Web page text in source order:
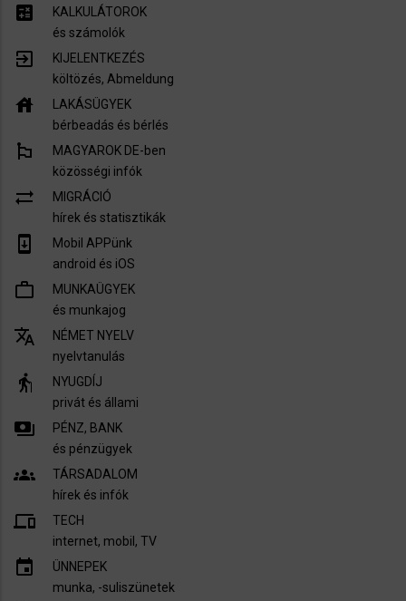
calculate
KALKULÁTOROK
és számolók
exit_to_app
KIJELENTKEZÉS
költözés, Abmeldung
house
LAKÁSÜGYEK
bérbeadás és bérlés
emoji_flags
MAGYAROK DE-ben
közösségi infók
sync_alt
MIGRÁCIÓ
hírek és statisztikák
system_update
Mobil APPünk
android és iOS
work_outline
MUNKAÜGYEK
és munkajog
translate
NÉMET NYELV
nyelvtanulás
elderly
NYUGDÍJ
privát és állami
payments
PÉNZ, BANK
és pénzügyek
groups
TÁRSADALOM
hírek és infók
devices
TECH
internet, mobil, TV​
insert_invitation
ÜNNEPEK
munka, -suliszünetek